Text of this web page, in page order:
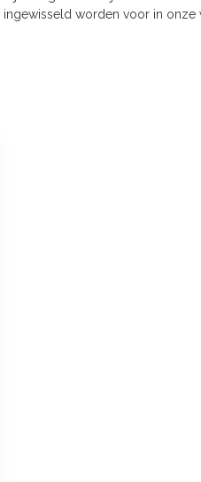
worden voor in onze